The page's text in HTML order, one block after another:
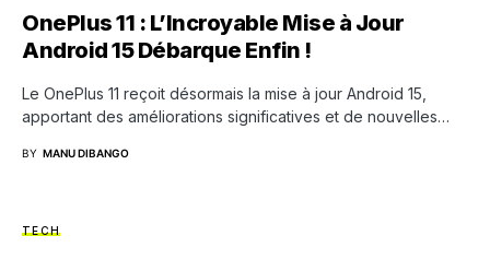
OnePlus 11 : L’Incroyable Mise à Jour
Android 15 Débarque Enfin !
Le OnePlus 11 reçoit désormais la mise à jour Android 15,
apportant des améliorations significatives et de nouvelles…
BY MANU DIBANGO
TECH